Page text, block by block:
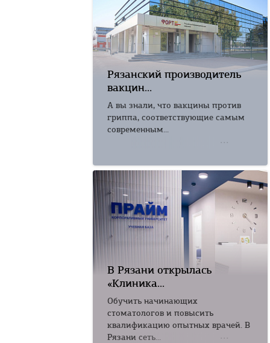
Рязанский производитель
вакцин...
А вы знали, что вакцины против
гриппа, соответствующие самым
современным...
В Рязани открылась
«Клиника...
Обучить начинающих
стоматологов и повысить
квалификацию опытных врачей. В
Рязани сеть...